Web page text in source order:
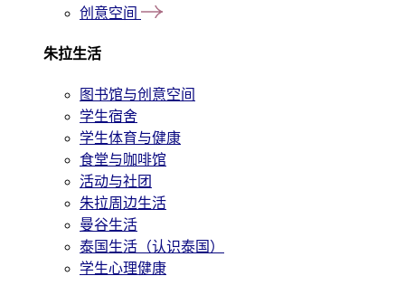
创意空间
朱拉生活
图书馆与创意空间
学生宿舍
学生体育与健康
食堂与咖啡馆
活动与社团
朱拉周边生活
曼谷生活
泰国生活（认识泰国）
学生心理健康